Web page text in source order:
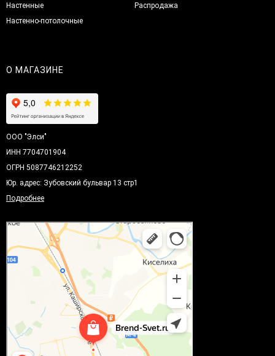
Настенные
Настенно-потолочные
Распродажа
О МАГАЗИНЕ
ООО "Элси"
ИНН 7704701904
ОГРН 5087746212252
Юр. адрес: Зубовский бульвар 13 стр1
Подробнее